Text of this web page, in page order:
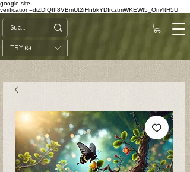
google-site-
verification=diZDfQffI8VBmUt2rHnbkYDIrcztmWKEWt5_Om4tH5U
TRY (₺)